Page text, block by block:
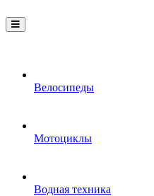
Велосипеды
Мотоциклы
Водная техника